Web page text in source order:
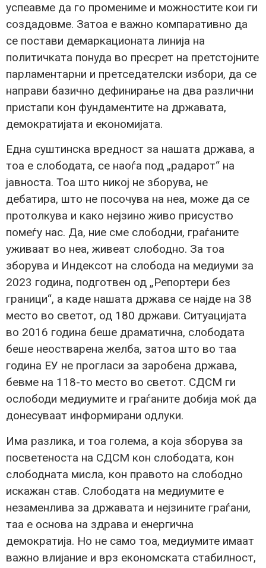
успеавме да го промениме и можностите кои ги
создадовме. Затоа е важно компаративно да
се постави демаркационата линија на
политичката понуда во пресрет на претстојните
парламентарни и претседателски избори, да се
направи базично дефинирање на два различни
пристапи кон фундаментите на државата,
демократијата и економијата.
Една суштинска вредност за нашата држава, а
тоа е слободата, се наоѓа под „радарот“ на
јавноста. Тоа што никој не зборува, не
дебатира, што не посочува на неа, може да се
протолкува и како нејзино живо присуство
помеѓу нас. Да, ние сме слободни, граѓаните
уживаат во неа, живеат слободно. За тоа
зборува и Индексот на слобода на медиуми за
2023 година, подготвен од „Репортери без
граници“, а каде нашата држава се најде на 38
место во светот, од 180 држави. Ситуацијата
во 2016 година беше драматична, слободата
беше неостварена желба, затоа што во таа
година ЕУ не прогласи за заробена држава,
бевме на 118-то место во светот. СДСМ ги
ослободи медиумите и граѓаните добија моќ да
донесуваат информирани одлуки.
Има разлика, и тоа голема, а која зборува за
посветеноста на СДСМ кон слободата, кон
слободната мисла, кон правото на слободно
искажан став. Слободата на медиумите е
незаменлива за државата и нејзините граѓани,
таа е основа на здрава и енергична
демократија. Но не само тоа, медиумите имаат
важно влијание и врз економската стабилност,